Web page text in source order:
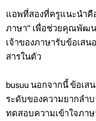
แอพที่สองที่ครูแนะนำคื
ภาษา" เพื่อช่วยคุณพัฒ
เจ้าของภาษารับข้อเส
สารในตัว
busuu นอกจากนี้ ข้อเ
ระดับของความยากลำ
ทดสอบความเข้าใจภา